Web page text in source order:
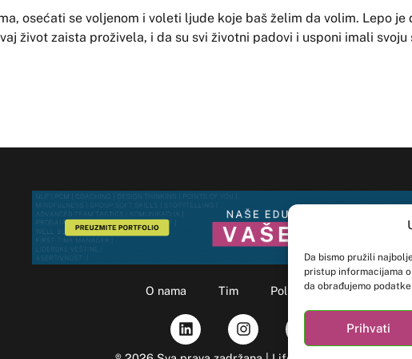
Da bismo pružili
pristup informacijama
da obrađujemo
određene
Prihvati
osećati se voljenom i voleti ljude koje baš želim da volim. Lepo je
život zaista proživela, i da su svi životni padovi i usponi imali svoju
O nama Tim Politika kolačića